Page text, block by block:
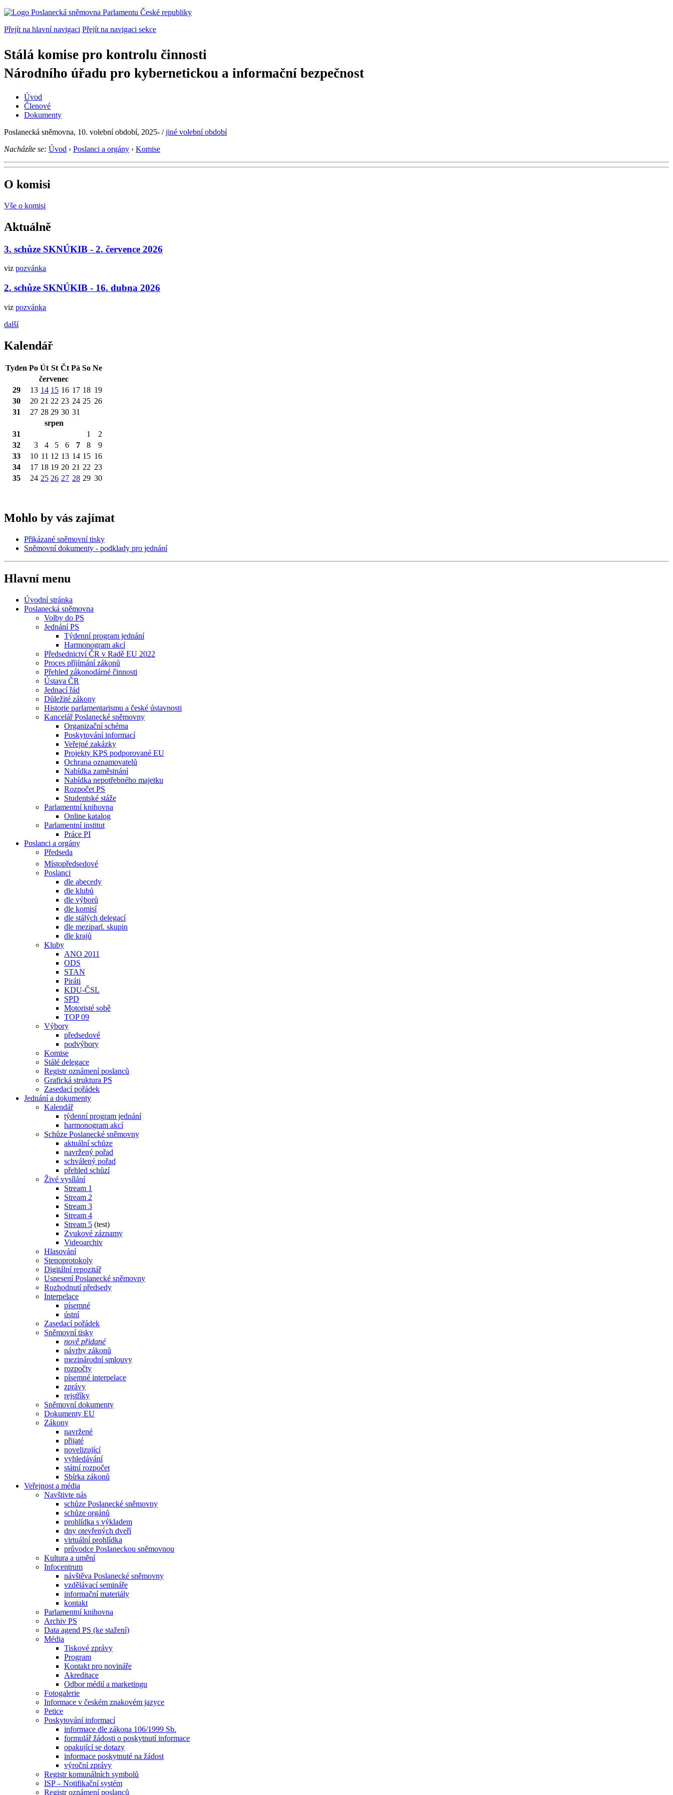
Přejít na hlavní navigaci Přejít na navigaci sekce
Stálá komise pro kontrolu činnosti
Národního úřadu pro kybernetickou a informační bezpečnost
Úvod
Členové
Dokumenty
Poslanecká sněmovna, 10. volební období, 2025- /jiné volební období
Nacházíte se: Úvod › Poslanci a orgány › Komise
O komisi
Vše o komisi
Aktuálně
3. schůze SKNÚKIB - 2. července 2026
viz pozvánka
2. schůze SKNÚKIB - 16. dubna 2026
viz pozvánka
další
Kalendář
Tyden Po Út St Čt Pá So Ne
červenec
29
13 14 15 16 17 18 19
30
20 21 22 23 24 25 26
31
27 28 29 30 31
srpen
31
1
2
32
3 4 5 6 7 8
9
33
10 11 12 13 14 15 16
34
17 18 19 20 21 22 23
35
24 25 26 27 28 29 30
Mohlo by vás zajímat
Přikázané sněmovní tisky
Sněmovní dokumenty - podklady pro jednání
Hlavní menu
Úvodní stránka
Poslanecká sněmovna
Volby do PS
Jednání PS
Týdenní program jednání
Harmonogram akcí
Předsednictví ČR v Radě EU 2022
Proces příjímání zákonů
Přehled zákonodárné činnosti
Ústava ČR
Jednací řád
Důležité zákony
Historie parlamentarismu a české ústavnosti
Kancelář Poslanecké sněmovny
Organizační schéma
Poskytování informací
Veřejné zakázky
Projekty KPS podporované EU
Ochrana oznamovatelů
Nabídka zaměstnání
Nabídka nepotřebného majetku
Rozpočet PS
Studentské stáže
Parlamentní knihovna
Online katalog
Parlamentní institut
Práce PI
Poslanci a orgány
Předseda
Místopředsedové
Poslanci
dle abecedy
dle klubů
dle výborů
dle komisí
dle stálých delegací
dle meziparl. skupin
dle krajů
Kluby
ANO 2011
ODS
STAN
Piráti
KDU-ČSL
SPD
Motoristé sobě
TOP 09
Výbory
předsedové
podvýbory
Komise
Stálé delegace
Registr oznámení poslanců
Grafická struktura PS
Zasedací pořádek
Jednání a dokumenty
Kalendář
týdenní program jednání
harmonogram akcí
Schůze Poslanecké sněmovny
aktuální schůze
navržený pořad
schválený pořad
přehled schůzí
Živé vysílání
Stream 1
Stream 2
Stream 3
Stream 4
Stream 5 (test)
Zvukové záznamy
Videoarchiv
Hlasování
Stenoprotokoly
Digitální repozitář
Usnesení Poslanecké sněmovny
Rozhodnutí předsedy
Interpelace
písemné
ústní
Zasedací pořádek
Sněmovní tisky
nově přidané
návrhy zákonů
mezinárodní smlouvy
rozpočty
písemné interpelace
zprávy
rejstříky
Sněmovní dokumenty
Dokumenty EU
Zákony
navržené
přijaté
novelizující
vyhledávání
státní rozpočet
Sbírka zákonů
Veřejnost a média
Navštivte nás
schůze Poslanecké sněmovny
schůze orgánů
prohlídka s výkladem
dny otevřených dveří
virtuální prohlídka
průvodce Poslaneckou sněmovnou
Kultura a umění
Infocentrum
návštěva Poslanecké sněmovny
vzdělávací semináře
informační materiály
kontakt
Parlamentní knihovna
Archiv PS
Data agend PS (ke stažení)
Média
Tiskové zprávy
Program
Kontakt pro novináře
Akreditace
Odbor médií a marketingu
Fotogalerie
Informace v českém znakovém jazyce
Petice
Poskytování informací
informace dle zákona 106/1999 Sb.
formulář žádosti o poskytnutí informace
opakující se dotazy
informace poskytnuté na žádost
výroční zprávy
Registr komunálních symbolů
ISP – Notifikační systém
Registr oznámení poslanců